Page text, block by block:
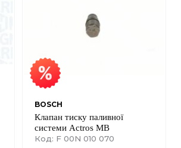
BOSCH
Клапан тиску паливної
системи Actros MB
Код: F 00N 010 070